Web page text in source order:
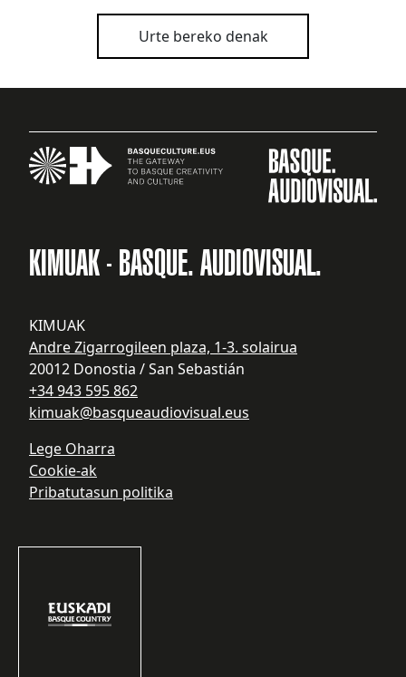
Urte bereko denak
KIMUAK - BASQUE. AUDIOVISUAL.
KIMUAK
Andre Zigarrogileen plaza, 1-3. solairua
20012 Donostia / San Sebastián
+34 943 595 862
kimuak@basqueaudiovisual.eus
Lege Oharra
Cookie-ak
Pribatutasun politika